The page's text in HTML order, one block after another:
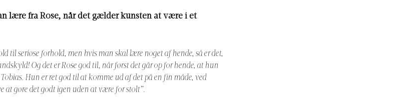
lære fra Rose, når det gælder kunsten at være i et
til seriøse forhold, men hvis man skal lære noget af hende, så er det,
Og det er Rose god til, når først det går op for hende, at hun
Hun er ret god til at komme ud af det på en fin måde, ved
at gøre det godt igen uden at være for stolt”.